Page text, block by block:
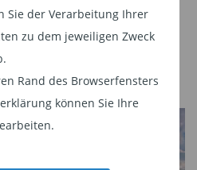
Sie der Verarbeitung Ihrer
zu dem jeweiligen Zweck
Rand des Browserfensters
können Sie Ihre